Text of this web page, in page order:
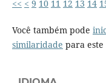
<< < 9 10 11 12 13 14
Você também pode
similaridade para